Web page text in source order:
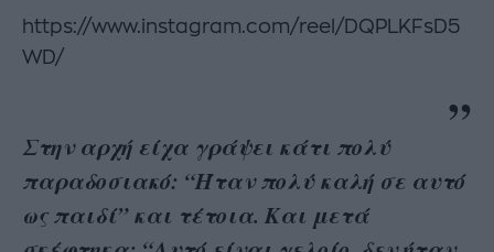
https://www.instagram.com/reel/DQPLKFsD5
WD/
Στην αρχή είχα γράψει κάτι πολύ
παραδοσιακό: “Ήταν πολύ καλή σε αυτό
ως παιδί” και τέτοια. Και μετά